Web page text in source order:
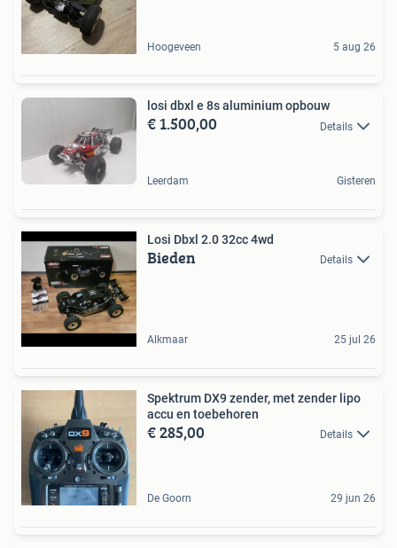
Hoogeveen 5 aug 26
losi dbxl e 8s aluminium opbouw
€ 1.500,00 Details
Leerdam Gisteren
Losi Dbxl 2.0 32cc 4wd
Bieden Details
Alkmaar 25 jul 26
Spektrum DX9 zender, met zender lipo
accu en toebehoren
€ 285,00 Details
De Goorn 29 jun 26